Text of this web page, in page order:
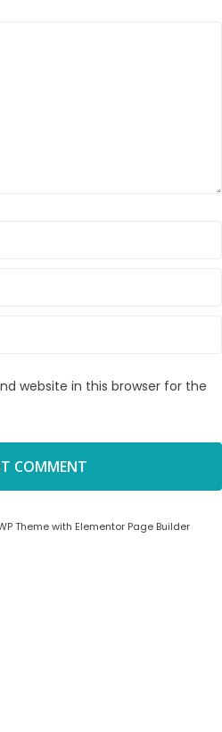
website in this browser for the
Theme with Elementor Page Builder